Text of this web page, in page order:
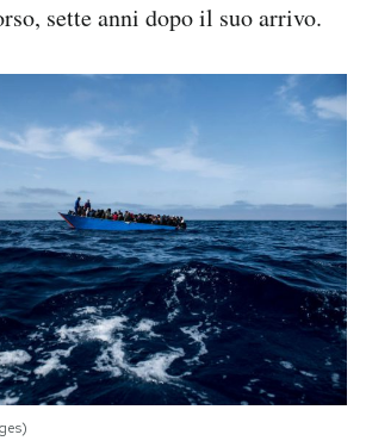
sette anni dopo il suo arrivo.